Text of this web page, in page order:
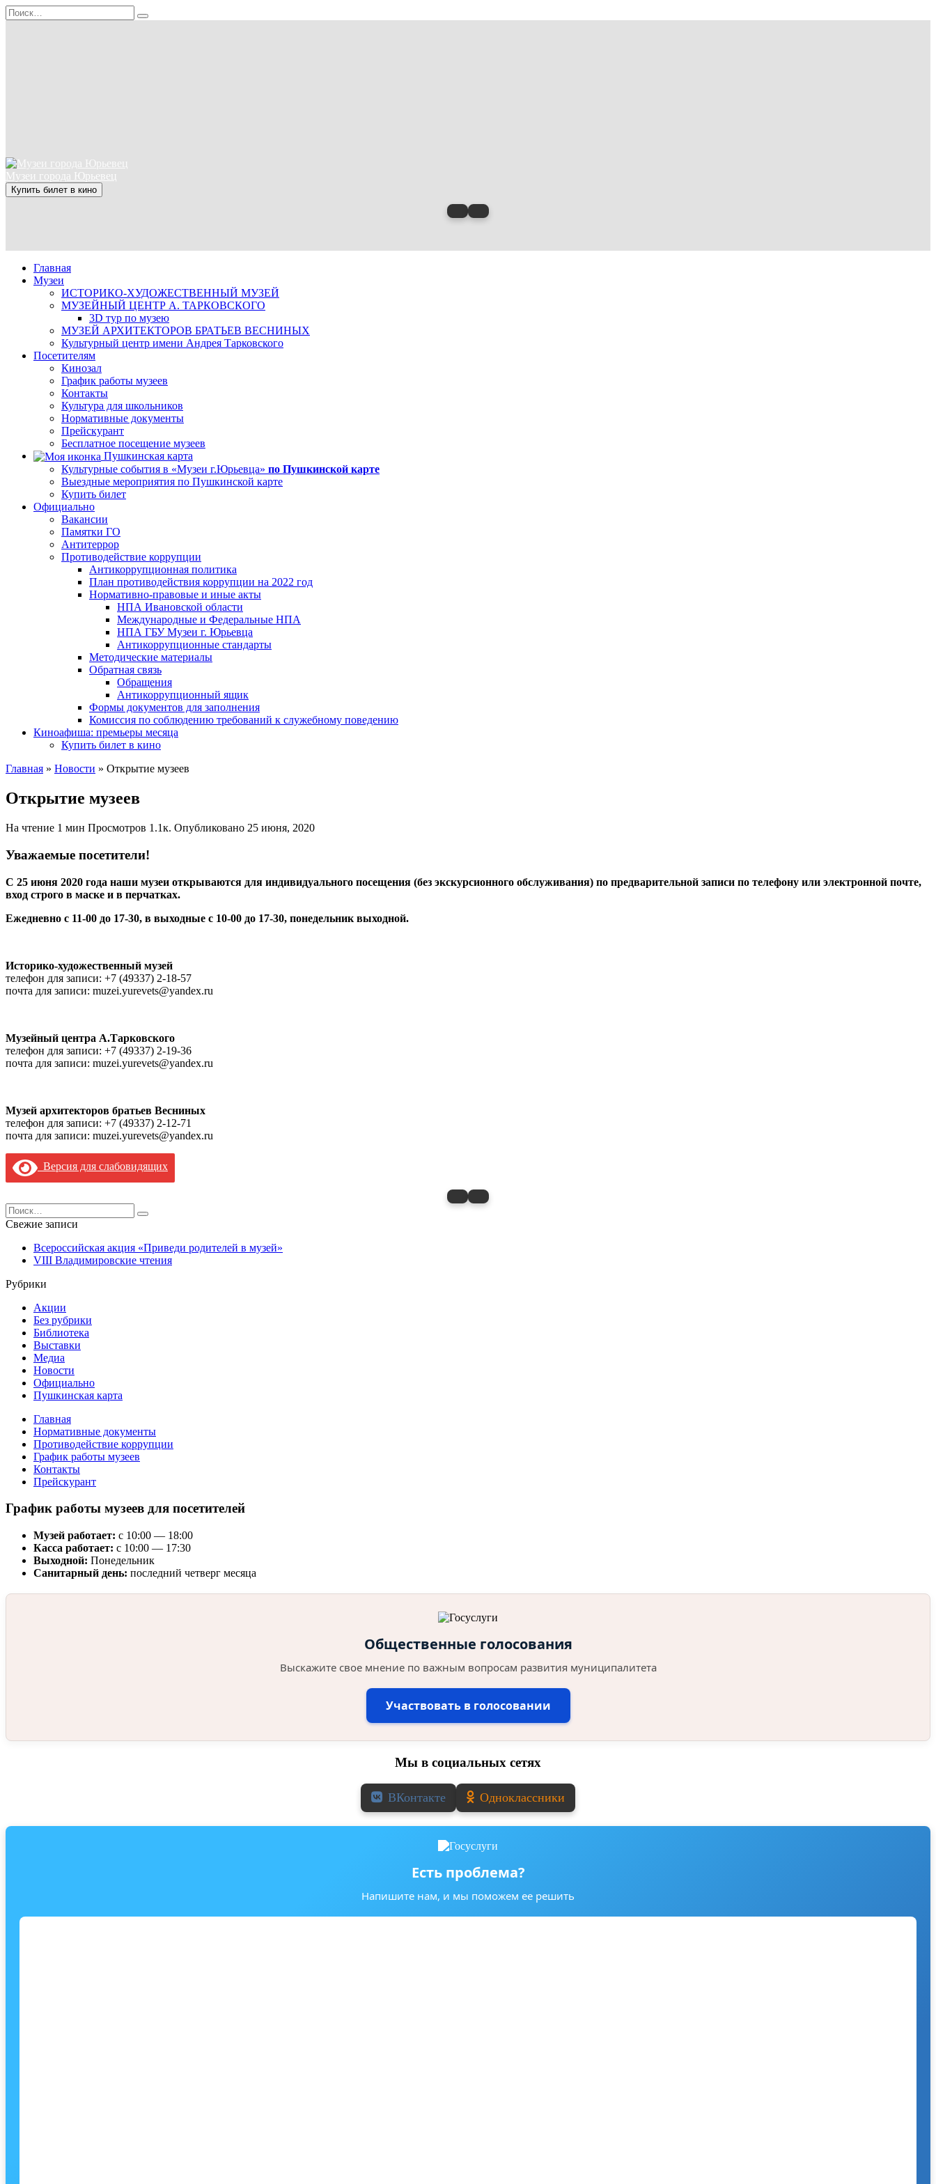
Перейти
к
Search
for:
Музеи города Юрьевец
Купить билет в кино
Главная
Музеи
ИСТОРИКО-ХУДОЖЕСТВЕННЫЙ МУЗЕЙ
МУЗЕЙНЫЙ ЦЕНТР А. ТАРКОВСКОГО
3D тур по музею
МУЗЕЙ АРХИТЕКТОРОВ БРАТЬЕВ ВЕСНИНЫХ
Культурный центр имени Андрея Тарковского
Посетителям
Кинозал
График работы музеев
Контакты
Культура для школьников
Нормативные документы
Прейскурант
Бесплатное посещение музеев
Пушкинская карта
Культурные события в «Музеи г.Юрьевца» по Пушкинской карте
Выездные мероприятия по Пушкинской карте
Купить билет
Официально
Вакансии
Памятки ГО
Антитеррор
Противодействие коррупции
Антикоррупционная политика
План противодействия коррупции на 2022 год
Нормативно-правовые и иные акты
НПА Ивановской области
Международные и Федеральные НПА
НПА ГБУ Музеи г. Юрьевца
Антикоррупционные стандарты
Методические материалы
Обратная связь
Обращения
Антикоррупционный ящик
Формы документов для заполнения
Комиссия по соблюдению требований к служебному поведению
Киноафиша: премьеры месяца
Купить билет в кино
Главная » Новости » Открытие музеев
Открытие музеев
На чтение 1 мин Просмотров 1.1к. Опубликовано 25 июня, 2020
Уважаемые посетители!
C 25 июня 2020 года наши музеи открываются для индивидуального посещения (без экскурсионного обслуживания) по предварительной записи по телефону или электронной почте,
вход строго в маске и в перчатках.
Ежедневно с 11-00 до 17-30, в выходные с 10-00 до 17-30, понедельник выходной.
Историко-художественный музей
телефон для записи: +7 (49337) 2-18-57
почта для записи: muzei.yurevets@yandex.ru
Музейный центра А.Тарковского
телефон для записи: +7 (49337) 2-19-36
почта для записи: muzei.yurevets@yandex.ru
Музей архитекторов братьев Весниных
телефон для записи: +7 (49337) 2-12-71
почта для записи: muzei.yurevets@yandex.ru
Версия для слабовидящих
Search
for:
Свежие записи
Всероссийская акция «Приведи родителей в музей»
VIII Владимировские чтения
Рубрики
Акции
Без рубрики
Библиотека
Выставки
Медиа
Новости
Официально
Пушкинская карта
Главная
Нормативные документы
Противодействие коррупции
График работы музеев
Контакты
Прейскурант
График работы музеев для посетителей
Музей работает: с 10:00 — 18:00
Касса работает: с 10:00 — 17:30
Выходной: Понедельник
Санитарный день: последний четверг месяца
Общественные голосования
Выскажите свое мнение по важным вопросам развития муниципалитета
Участвовать в голосовании
Мы в социальных сетях
ВКонтакте Одноклассники
Есть проблема?
Напишите нам, и мы поможем ее решить